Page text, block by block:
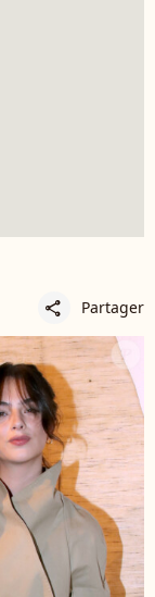
share Partager